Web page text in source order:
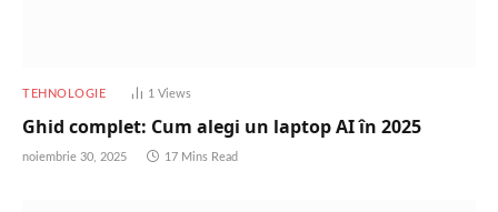
TEHNOLOGIE 1 Views
Ghid complet: Cum alegi un laptop AI în 2025
noiembrie 30, 2025 17 Mins Read